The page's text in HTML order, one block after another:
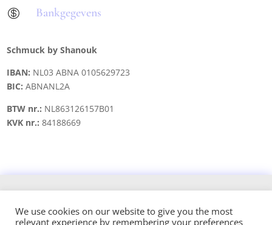
 Bankgegevens
Schmuck by Shanouk
IBAN: NL03 ABNA 0105629723
BIC: ABNANL2A
BTW nr.: NL863126157B01
KVK nr.:84188669
We use cookies on our website to give you the most
relevant experience by remembering your preferences